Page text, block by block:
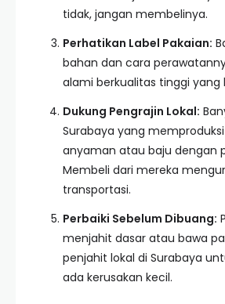
tidak, jangan membelinya.
Perhatikan Label Pakaian:
bahan dan cara
alami berkualitas tinggi yang
Dukung Pengrajin Lokal:
Surabaya yang
anyaman atau baju dengan
Membeli dari mereka
transportasi.
Perbaiki Sebelum Dibuang:
menjahit dasar atau bawa
penjahit lokal di Surabaya
ada kerusakan kecil.